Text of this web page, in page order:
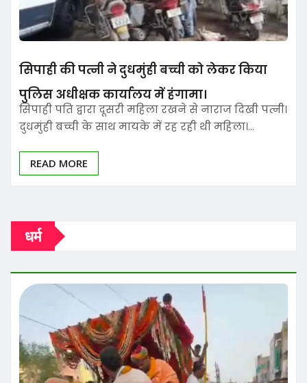
सिपाही की पत्नी ने दुधमुंही बच्ची को लेकर किया
पुलिस अधीक्षक कार्यालय में हंगामा।
सिपाही पति द्वारा दूसरी महिला रखने से नाराज दिखी पत्नी।
दुधमुंही बच्ची के साथ मायके में रह रही थी महिला।…
READ MORE
धर्म